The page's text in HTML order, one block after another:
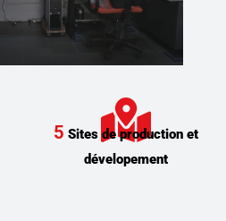
5 Sites de production et
dévelopement